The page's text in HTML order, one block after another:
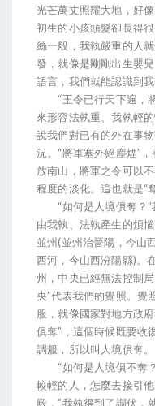
光芒萬丈照耀大地，好
初生的小孩頭髮卻長得
絲一般，我執嚴重的人
發，就像是剛剛出生嬰
語言，我們就能認識到我
“王令已行天下遍，將
來形容法執重、我執輕
說我們對已有的外在事
況。“將軍塞外絕塵煙”
放南山，將軍之令可以
程度的淡化。這也就是“
“如何是人境俱奪？”
由我執、法執產生的煩
並州(並州治晉陽，今山
西河，今山西汾陽縣)。
州，中央已經無法控制
央”代表我們的覺照。覺
服，就像國家對地方政
俱奪”，這個時候既要收
調服，所以叫人境俱奪。
“如何是人境俱不奪？
較輕的人，怎麼去接引
殿，”我執得到了調伏，